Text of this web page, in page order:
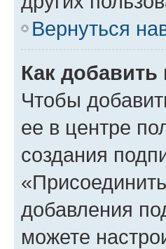
Вернуться
Как
Чтобы
ее в центре
создания
добавления
можете